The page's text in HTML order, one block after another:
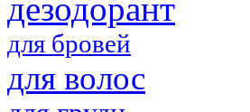
дезодорант
для бровей
для волос